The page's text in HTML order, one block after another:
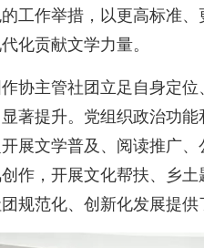
工作举措，以更高标准
化贡献文学力量。
协主管社团立足自身定
著提升。党组织政治功
展文学普及、阅读推广
作，开展文化帮扶、乡
规范化、创新化发展提供